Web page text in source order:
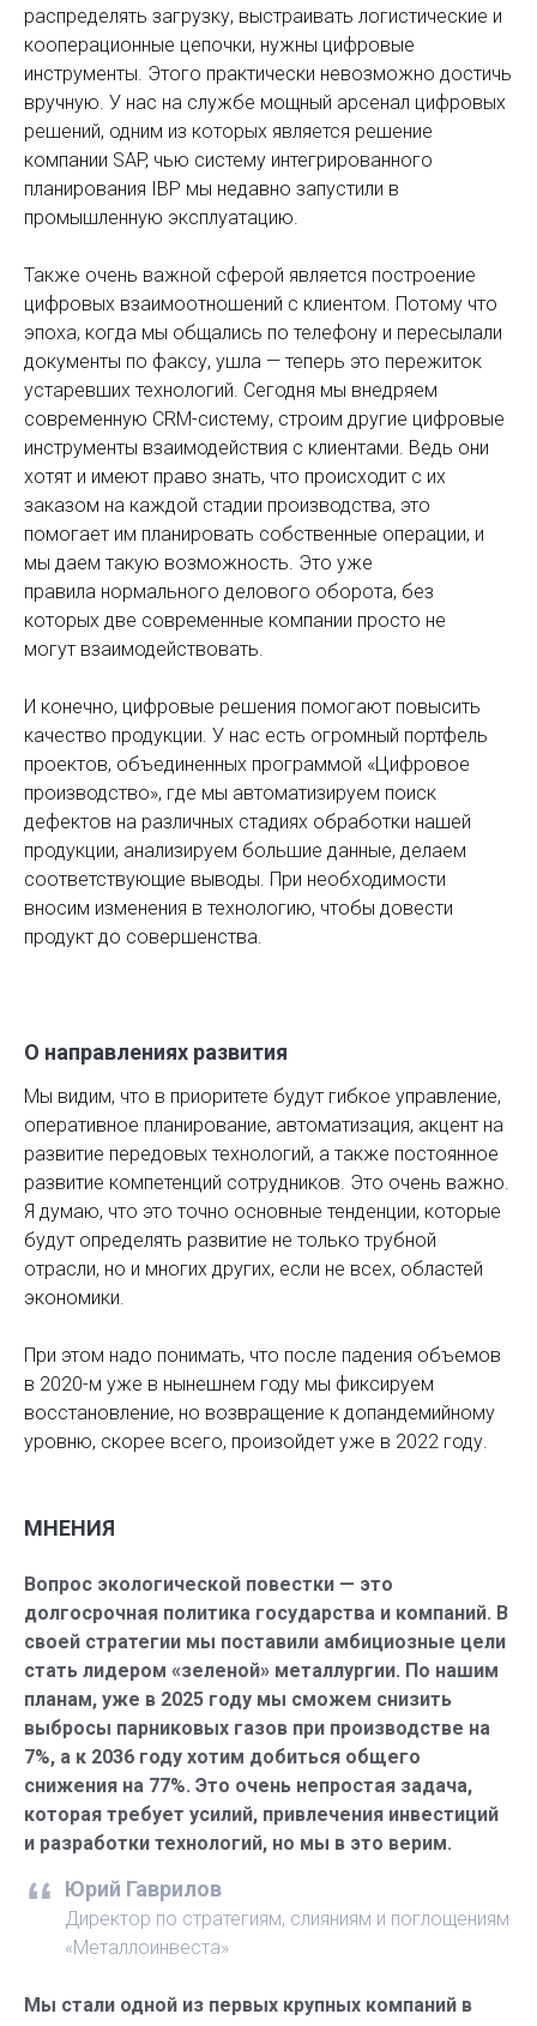
распределять загрузку, выстраивать логистические и
кооперационные цепочки, нужны цифровые
инструменты. Этого практически невозможно достичь
вручную. У нас на службе мощный арсенал цифровых
решений, одним из которых является решение
компании SAP, чью систему интегрированного
планирования IBP мы недавно запустили в
промышленную эксплуатацию.
Также очень важной сферой является построение
цифровых взаимоотношений с клиентом. Потому что
эпоха, когда мы общались по телефону и пересылали
документы по факсу, ушла — теперь это пережиток
устаревших технологий. Сегодня мы внедряем
современную CRM-систему, строим другие цифровые
инструменты взаимодействия с клиентами. Ведь они
хотят и имеют право знать, что происходит с их
заказом на каждой стадии производства, это
помогает им планировать собственные операции, и
мы даем такую возможность. Это уже
правила нормального делового оборота, без
которых две современные компании просто не
могут взаимодействовать.
И конечно, цифровые решения помогают повысить
качество продукции. У нас есть огромный портфель
проектов, объединенных программой «Цифровое
производство», где мы автоматизируем поиск
дефектов на различных стадиях обработки нашей
продукции, анализируем большие данные, делаем
соответствующие выводы. При необходимости
вносим изменения в технологию, чтобы довести
продукт до совершенства.
О направлениях развития
Мы видим, что в приоритете будут гибкое управление,
оперативное планирование, автоматизация, акцент на
развитие передовых технологий, а также постоянное
развитие компетенций сотрудников. Это очень важно.
Я думаю, что это точно основные тенденции, которые
будут определять развитие не только трубной
отрасли, но и многих других, если не всех, областей
экономики.
При этом надо понимать, что после падения объемов
в 2020-м уже в нынешнем году мы фиксируем
восстановление, но возвращение к допандемийному
уровню, скорее всего, произойдет уже в 2022 году.
МНЕНИЯ
Вопрос экологической повестки — это
долгосрочная политика государства и компаний. В
своей стратегии мы поставили амбициозные цели
стать лидером «зеленой» металлургии. По нашим
планам, уже в 2025 году мы сможем снизить
выбросы парниковых газов при производстве на
7%, а к 2036 году хотим добиться общего
снижения на 77%. Это очень непростая задача,
которая требует усилий, привлечения инвестиций
и разработки технологий, но мы в это верим.
Юрий Гаврилов
Директор по стратегиям, слияниям и поглощениям
«Металлоинвеста»
Мы стали одной из первых крупных компаний в